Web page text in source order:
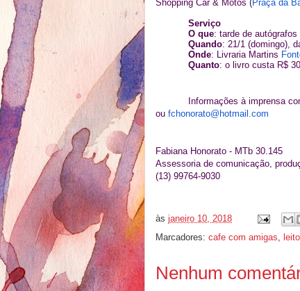
Shopping Car & Motos (Praça da
Serviço
O que: tarde de
Quando: 21/1 (domingo),
Onde: Livraria Martins
Quanto: o livro custa R$
Informações à imprensa
ou fchonorato@hotmail.com
Fabiana Honorato - MTb 30.145
Assessoria de comunicação,
(13) 99764-9030
às janeiro 10, 2018
Marcadores: cafe com amigas,
Nenhum